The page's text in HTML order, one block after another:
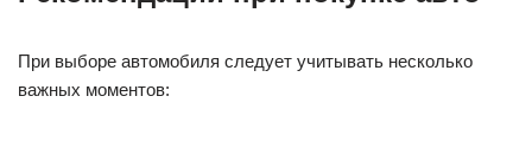
При выборе автомобиля следует учитывать несколько
важных моментов: